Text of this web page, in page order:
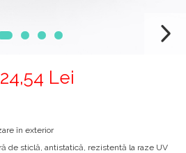
Lei
în exterior
de sticlă, antistatică, rezistentă la raze UV